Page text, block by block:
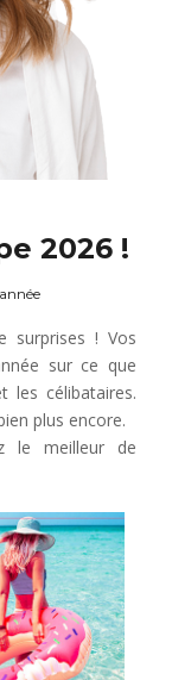
2026 !
surprises ! Vos
sur ce que
les célibataires.
plus encore.
le meilleur de